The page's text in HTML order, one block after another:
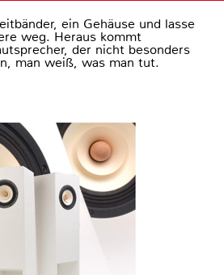
ein Gehäuse und lasse
weg. Heraus kommt
der nicht besonders
man weiß, was man tut.